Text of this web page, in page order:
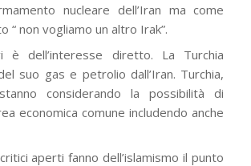
nucleare dell’Iran ma come
“ non vogliamo un altro Irak”.
è dell’interesse diretto. La Turchia
suo gas e petrolio dall’Iran. Turchia,
considerando la possibilità di
economica comune includendo anche
aperti fanno dell’islamismo il punto